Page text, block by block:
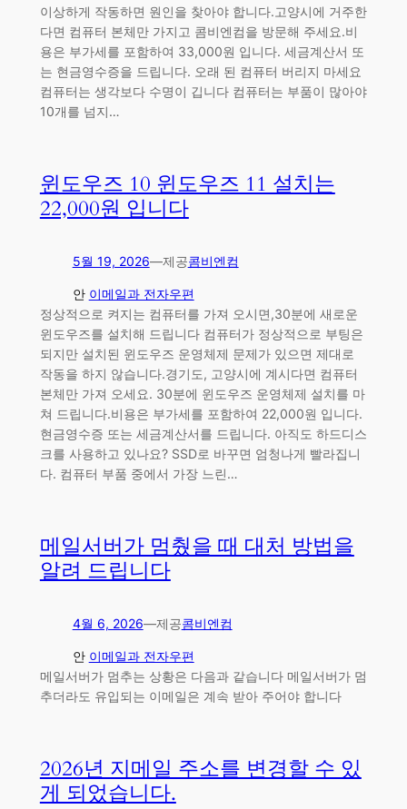
이상하게 작동하면 원인을 찾아야 합니다.고양시에 거주한
다면 컴퓨터 본체만 가지고 콤비엔컴을 방문해 주세요.비
용은 부가세를 포함하여 33,000원 입니다. 세금계산서 또
는 현금영수증을 드립니다. 오래 된 컴퓨터 버리지 마세요
컴퓨터는 생각보다 수명이 깁니다 컴퓨터는 부품이 많아야
10개를 넘지…
윈도우즈 10 윈도우즈 11 설치는
22,000원 입니다
5월 19, 2026—제공콤비엔컴
안 이메일과 전자우편
정상적으로 켜지는 컴퓨터를 가져 오시면,30분에 새로운
윈도우즈를 설치해 드립니다 컴퓨터가 정상적으로 부팅은
되지만 설치된 윈도우즈 운영체제 문제가 있으면 제대로
작동을 하지 않습니다.경기도, 고양시에 계시다면 컴퓨터
본체만 가져 오세요. 30분에 윈도우즈 운영체제 설치를 마
쳐 드립니다.비용은 부가세를 포함하여 22,000원 입니다.
현금영수증 또는 세금계산서를 드립니다. 아직도 하드디스
크를 사용하고 있나요? SSD로 바꾸면 엄청나게 빨라집니
다. 컴퓨터 부품 중에서 가장 느린…
메일서버가 멈췄을 때 대처 방법을
알려 드립니다
4월 6, 2026—제공콤비엔컴
안 이메일과 전자우편
메일서버가 멈추는 상황은 다음과 같습니다 메일서버가 멈
추더라도 유입되는 이메일은 계속 받아 주어야 합니다
2026년 지메일 주소를 변경할 수 있
게 되었습니다.